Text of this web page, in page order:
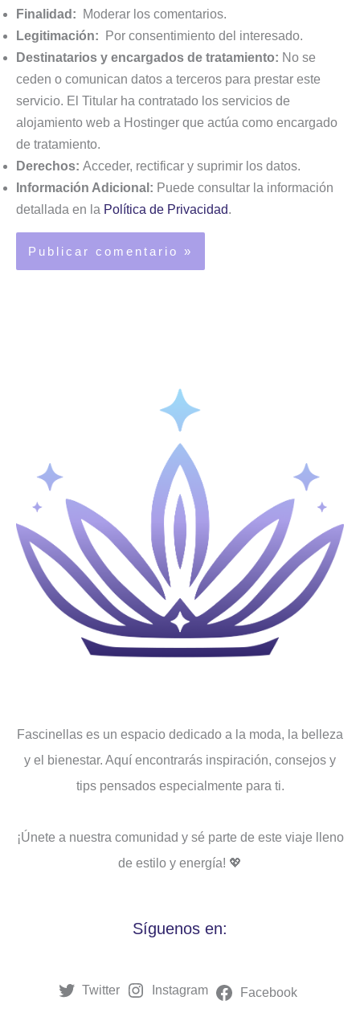
Finalidad: Moderar los comentarios.
Legitimación: Por consentimiento del interesado.
Destinatarios y encargados de tratamiento: No se
ceden o comunican datos a terceros para prestar este
servicio. El Titular ha contratado los servicios de
alojamiento web a Hostinger que actúa como encargado
de tratamiento.
Derechos: Acceder, rectificar y suprimir los datos.
Información Adicional: Puede consultar la información
detallada en la Política de Privacidad.
Fascinellas es un espacio dedicado a la moda, la belleza
y el bienestar. Aquí encontrarás inspiración, consejos y
tips pensados ​​especialmente para ti.
¡Únete a nuestra comunidad y sé parte de este viaje lleno
de estilo y energía! 💖
Síguenos en:
Twitter Instagram Facebook